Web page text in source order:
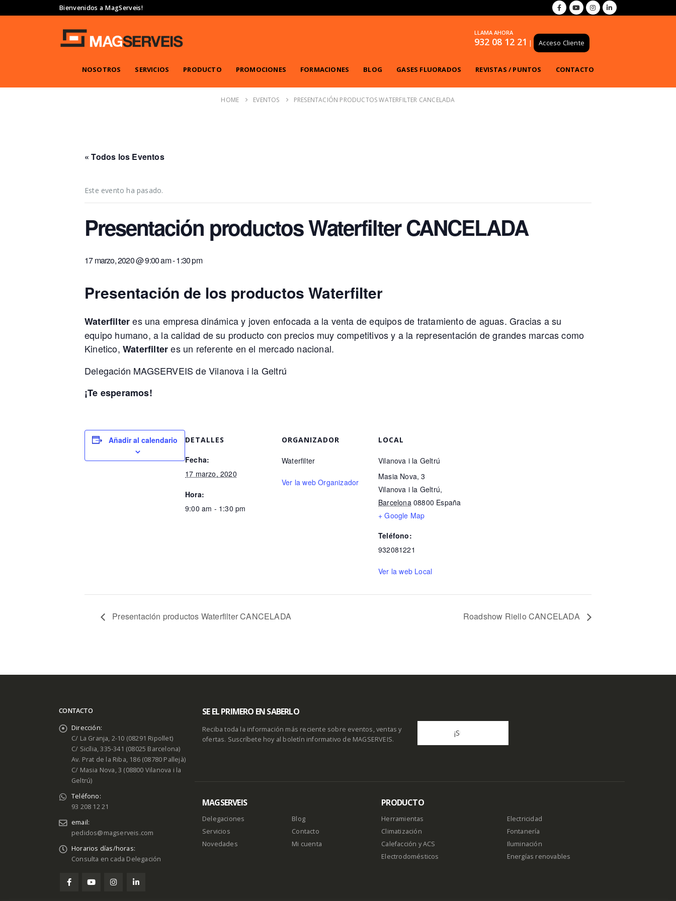
Bienvenidos a MagServeis!
LLAMA AHORA
932 08 12 21 | Acceso Cliente
NOSOTROS SERVICIOS PRODUCTO PROMOCIONES FORMACIONES BLOG GASES FLUORADOS REVISTAS / PUNTOS CONTACTO
HOME EVENTOS PRESENTACIÓN PRODUCTOS WATERFILTER CANCELADA
« Todos los Eventos
Este evento ha pasado.
Presentación productos Waterfilter CANCELADA
17 marzo, 2020 @ 9:00 am-1:30 pm
Presentación de los productos Waterfilter
Waterfilteres una empresa dinámica y joven enfocada a la venta de equipos de tratamiento de aguas. Gracias a su
equipo humano, a la calidad de su producto con precios muy competitivos y a la representación de grandes marcas como
Kinetico, Waterfilteres un referente en el mercado nacional.
Delegación MAGSERVEIS de Vilanova i la Geltrú
¡Te esperamos!
Añadir al calendario DETALLES
Fecha:
17 marzo, 2020
Hora:
9:00 am - 1:30 pm
ORGANIZADOR
Waterfilter
Ver la web Organizador
LOCAL
Vilanova i la Geltrú
Masia Nova, 3
Vilanova i la Geltrú,
Barcelona 08800 España
+ Google Map
Teléfono:
932081221
Ver la web Local
Presentación productos Waterfilter CANCELADA Roadshow Riello CANCELADA
CONTACTO
Dirección:
C/ La Granja, 2-10 (08291 Ripollet)
C/ Sicília, 335-341 (08025 Barcelona)
Av. Prat de la Riba, 186 (08780 Pallejà)
C/ Masia Nova, 3 (08800 Vilanova i la
Geltrú)
Teléfono:
93 208 12 21
email:
pedidos@magserveis.com
Horarios días/horas:
Consulta en cada Delegación
SE EL PRIMERO EN SABERLO
Reciba toda la información más reciente sobre eventos, ventas y
ofertas. Suscríbete hoy al boletín informativo de MAGSERVEIS.
MAGSERVEIS
Delegaciones
Servicios
Novedades
Blog
Contacto
Mi cuenta
PRODUCTO
Herramientas
Climatización
Calefacción y ACS
Electrodomésticos
Electricidad
Fontanería
Iluminación
Energías renovables